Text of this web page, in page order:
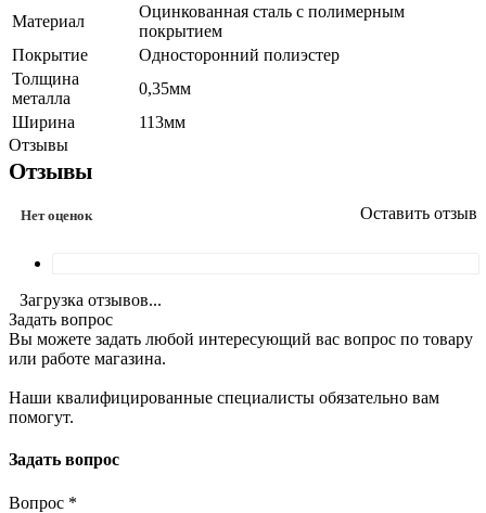
Материал
Оцинкованная сталь с полимерным
покрытием
Покрытие
Односторонний полиэстер
Толщина
металла
0,35мм
Ширина
113мм
Отзывы
Отзывы
Нет оценок Оставить отзыв
Загрузка отзывов...
Задать вопрос
Вы можете задать любой интересующий вас вопрос по товару
или работе магазина.
Наши квалифицированные специалисты обязательно вам
помогут.
Задать вопрос
Вопрос *